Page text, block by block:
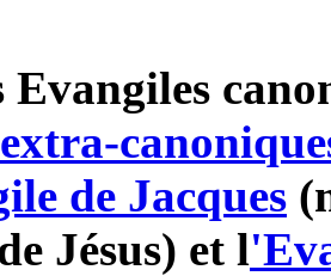
Evangiles
de Jacques
Jésus) et l